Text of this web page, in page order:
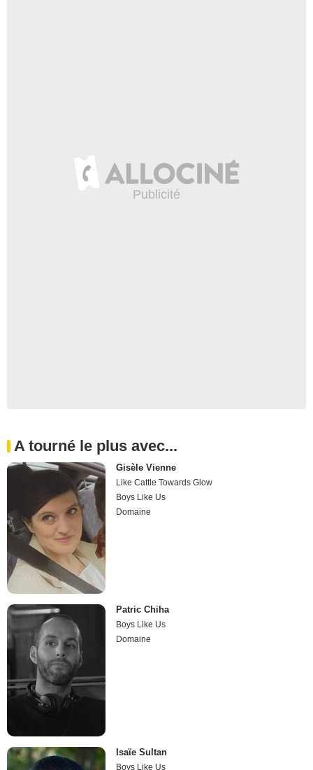
A tourné le plus avec...
Gisèle Vienne
Like Cattle Towards Glow
Boys Like Us
Domaine
Patric Chiha
Boys Like Us
Domaine
Isaïe Sultan
Boys Like Us